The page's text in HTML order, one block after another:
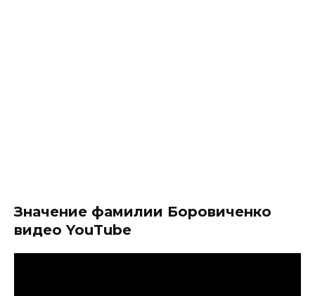
Значение фамилии Боровиченко
видео YouTube